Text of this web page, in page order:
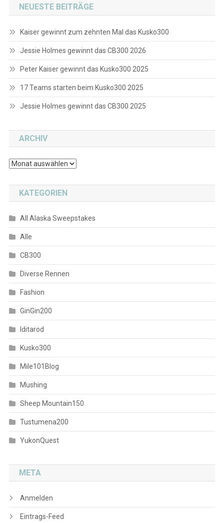
NEUESTE BEITRÄGE
Kaiser gewinnt zum zehnten Mal das Kusko300
Jessie Holmes gewinnt das CB300 2026
Peter Kaiser gewinnt das Kusko300 2025
17 Teams starten beim Kusko300 2025
Jessie Holmes gewinnt das CB300 2025
ARCHIV
Archiv
KATEGORIEN
All Alaska Sweepstakes
Alle
CB300
Diverse Rennen
Fashion
GinGin200
Iditarod
Kusko300
Mile101Blog
Mushing
Sheep Mountain150
Tustumena200
YukonQuest
META
Anmelden
Eintrags-Feed